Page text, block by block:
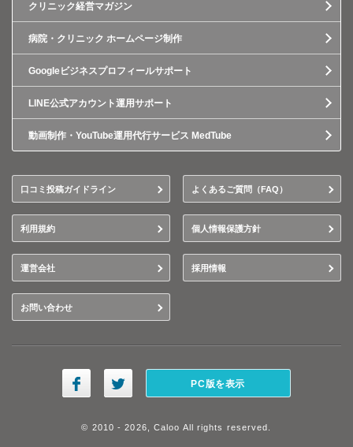
クリニック経営マガジン
病院・クリニック ホームページ制作
Googleビジネスプロフィールサポート
LINE公式アカウント運用サポート
動画制作・YouTube運用代行サービス MedTube
口コミ投稿ガイドライン よくあるご質問（FAQ）
利用規約 個人情報保護方針
運営会社 採用情報
お問い合わせ
PC版を表示
© 2010 - 2026, Caloo All rights reserved.